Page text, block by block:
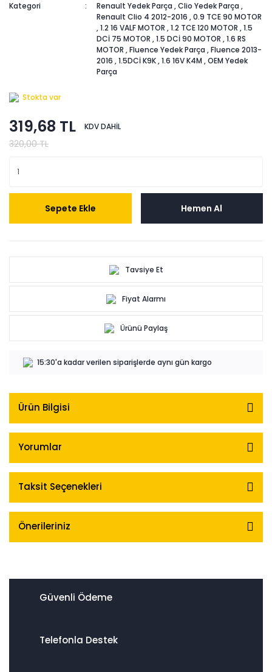
Kategori
Renault Yedek Parça ,Clio Yedek Parça ,
Renault Clio 4 2012-2016 ,0.9 TCE 90 MOTOR
,1.2 16 VALF MOTOR ,1.2 TCE 120 MOTOR ,1.5
DCİ 75 MOTOR ,1.5 DCİ 90 MOTOR ,1.6 RS
MOTOR ,Fluence Yedek Parça ,Fluence 2013-
2016 ,1.5DCİ K9K,1.6 16V K4M ,OEM Yedek
Parça
Stokta var
319,68 TL KDV DAHİL
320,00 TL
Sepete Ekle Hemen Al
Tavsiye Et
Fiyat Alarmı
Ürünü Paylaş
15:30'a kadar verilen siparişlerde aynı gün kargo
Ürün Bilgisi
Yorumlar
Taksit Seçenekleri
Önerileriniz
Güvenli Ödeme
Telefonla Destek